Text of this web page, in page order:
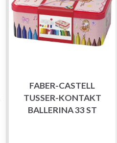
FABER-CASTELL
TUSSER-KONTAKT
BALLERINA 33 ST